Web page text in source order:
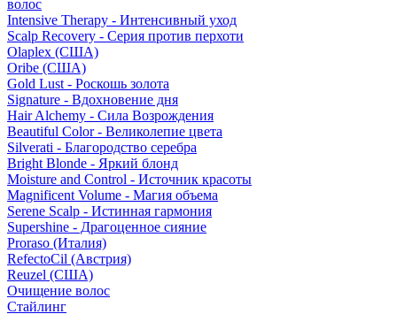
волос
Intensive Therapy - Интенсивный уход
Scalp Recovery - Серия против перхоти
Olaplex (США)
Oribe (США)
Gold Lust - Роскошь золота
Signature - Вдохновение дня
Hair Alchemy - Сила Возрождения
Beautiful Color - Великолепие цвета
Silverati - Благородство серебра
Bright Blonde - Яркий блонд
Moisture and Control - Источник красоты
Magnificent Volume - Магия объема
Serene Scalp - Истинная гармония
Supershine - Драгоценное сияние
Proraso (Италия)
RefectoCil (Австрия)
Reuzel (США)
Очищение волос
Стайлинг